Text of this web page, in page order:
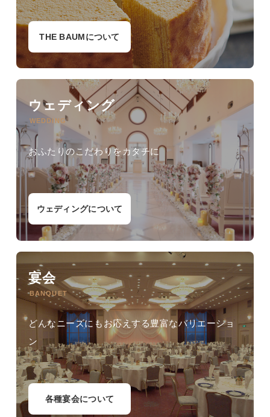
THE BAUMについて
ウェディング
WEDDING
おふたりのこだわりをカタチに
ウェディングについて
宴会
BANQUET
どんなニーズにもお応えする豊富なバリエーショ
ン
各種宴会について